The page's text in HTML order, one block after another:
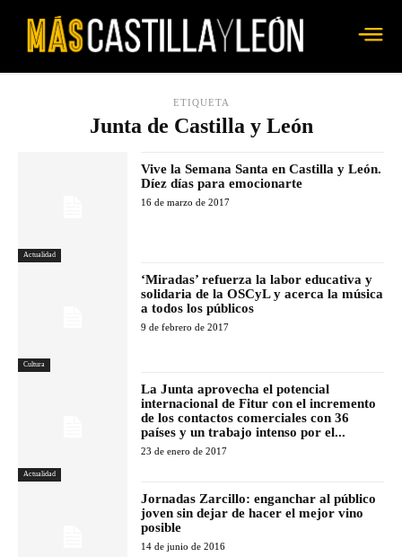
ETIQUETA
Junta de Castilla y León
Actualidad
Vive la Semana Santa en Castilla y León.
Díez días para emocionarte
16 de marzo de 2017
Cultura
‘Miradas’ refuerza la labor educativa y
solidaria de la OSCyL y acerca la música
a todos los públicos
9 de febrero de 2017
Actualidad
La Junta aprovecha el potencial
internacional de Fitur con el incremento
de los contactos comerciales con 36
países y un trabajo intenso por el...
23 de enero de 2017
Jornadas Zarcillo: enganchar al público
joven sin dejar de hacer el mejor vino
posible
14 de junio de 2016